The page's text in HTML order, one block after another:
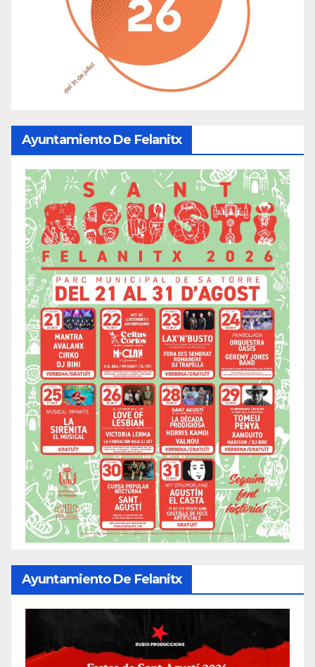
Ayuntamiento De Felanitx
Ayuntamiento De Felanitx